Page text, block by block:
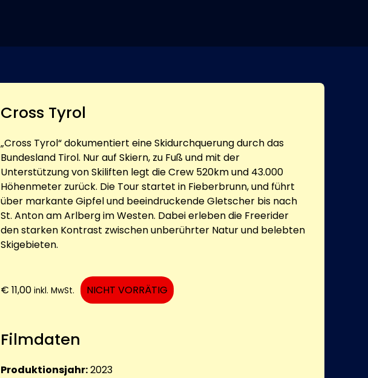
Cross Tyrol
„Cross Tyrol“ dokumentiert eine Skidurchquerung durch das
Bundesland Tirol. Nur auf Skiern, zu Fuß und mit der
Unterstützung von Skiliften legt die Crew 520km und 43.000
Höhenmeter zurück. Die Tour startet in Fieberbrunn, und führt
über markante Gipfel und beeindruckende Gletscher bis nach
St. Anton am Arlberg im Westen. Dabei erleben die Freerider
den starken Kontrast zwischen unberührter Natur und belebten
Skigebieten.
€ 11,00 inkl. MwSt. NICHT VORRÄTIG
Filmdaten
Produktionsjahr:2023